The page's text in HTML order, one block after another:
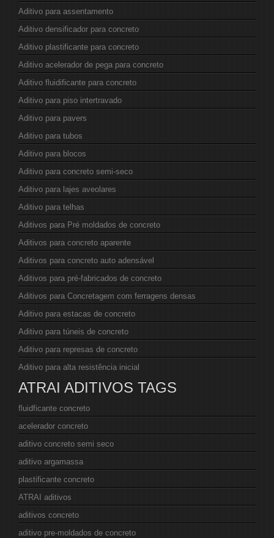
Aditivo para assentamento
Aditivo densificador para concreto
Aditivo plastificante para concreto
Aditivo acelerador de pega para concreto
Aditivo fluidificante para concreto
Aditivo para piso intertravado
Aditivo para pavers
Aditivo para tubos
Aditivo para blocos
Aditivo para concreto semi-seco
Aditivo para lajes aveolares
Aditivo para telhas
Aditivos para Pré moldados de concreto
Aditivos para concreto aparente
Aditivos para concreto auto adensável
Aditivos para pré-fabricados de concreto
Aditivos para Concretagem com ferragens densas
Aditivo para estacas de concreto
Aditivo para túneis de concreto
Aditivo para represas de concreto
Aditivo para alta resistência inicial
ATRAI ADITIVOS TAGS
fluidficante concreto
acelerador concreto
aditivo concreto semi seco
aditivo argamassa
plastificante concreto
ATRAI aditivos
aditivos concreto
aditivo pre-moldados de concreto